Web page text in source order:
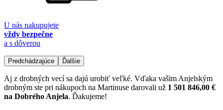
U nás nakupujete
vždy bezpečne
a s dôverou
Predchádzajúce Ďalšie
Aj z drobných vecí sa dajú urobiť veľké. Vďaka vašim Anjelským
drobným ste pri nákupoch na Martinuse darovali už 1 501 846,00 €
na Dobrého Anjela. Ďakujeme!